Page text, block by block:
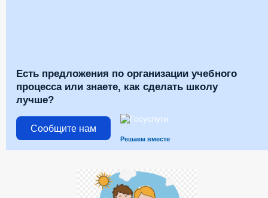
Есть предложения по организации учебного
процесса или знаете, как сделать школу
лучше?
Сообщите нам
Решаем вместе